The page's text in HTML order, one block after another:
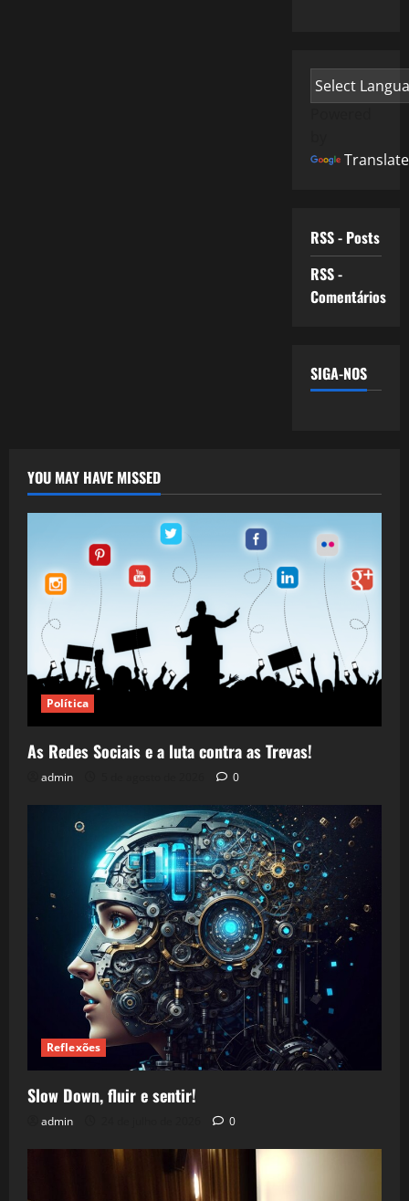
Translate
RSS - Posts
RSS -
Comentários
SIGA-NOS
YOU MAY HAVE MISSED
Política
As Redes Sociais e a luta contra as Trevas!
admin 0
Reflexões
Slow Down, fluir e sentir!
admin 0